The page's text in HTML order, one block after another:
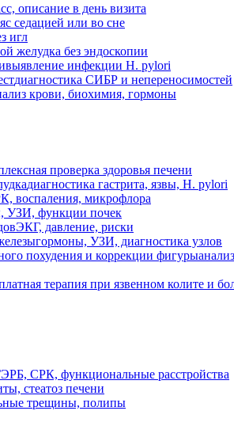
описание в день визита
с седацией или во сне
игл
желудка без эндоскопии
выявление инфекции H. pylori
диагностика СИБР и непереносимостей
крови, биохимия, гормоны
проверка здоровья печени
диагностика гастрита, язвы, H. pylori
воспаления, микрофлора
УЗИ, функции почек
ЭКГ, давление, риски
гормоны, УЗИ, диагностика узлов
похудения и коррекции фигуры
терапия при язвенном колите и
СРК, функциональные расстройства
стеатоз печени
трещины, полипы